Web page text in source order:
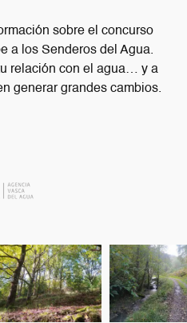
sobre el concurso
a los Senderos del Agua.
relación con el agua… y a
generar grandes cambios.